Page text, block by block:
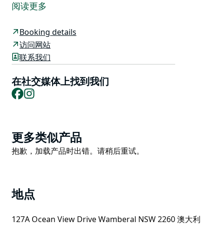
他们相信，地道的口味和优质的食材，再加上温馨、休
这家舒适的餐厅让您有机会在中央海岸的中心地带品尝到
正宗的披萨。您可以一边与家人朋友分享美好时光，一边
观看他们从那不勒斯远道而来的传统柴火烤炉如何神奇地
餐厅主打传统手工披萨和充满南意风味的菜肴，每一道菜
都倾注了满满的热情。简单而美味。
阅读更多
Booking details
访问网站
联系我们
在社交媒体上找到我们
Facebook
Product
List
更多类似产品
Product
抱歉，加载产品时出错。请稍后重试。
地点
127A Ocean View Drive Wamberal NSW 2260 澳大利